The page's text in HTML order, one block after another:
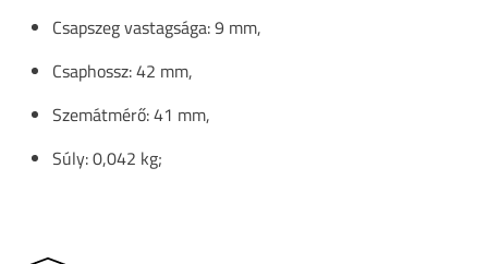
Csapszeg vastagsága: 9 mm,
Csaphossz: 42 mm,
Szemátmérő: 41 mm,
Súly: 0,042 kg;